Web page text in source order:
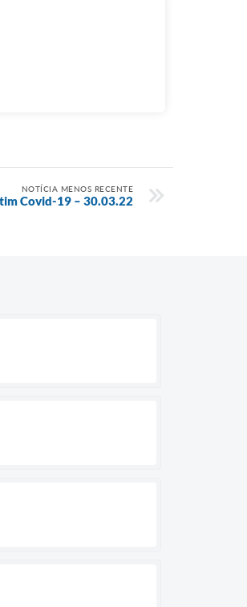
NOTÍCIA MENOS RECENTE
Covid-19 – 30.03.22